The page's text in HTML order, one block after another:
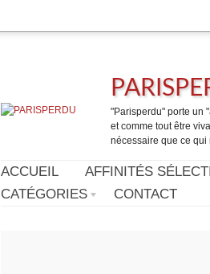
"Parisperdu" porte un
et comme tout être
nécessaire que ce qui
ACCUEIL AFFINITÉS
CATÉGORIES
CONTACT